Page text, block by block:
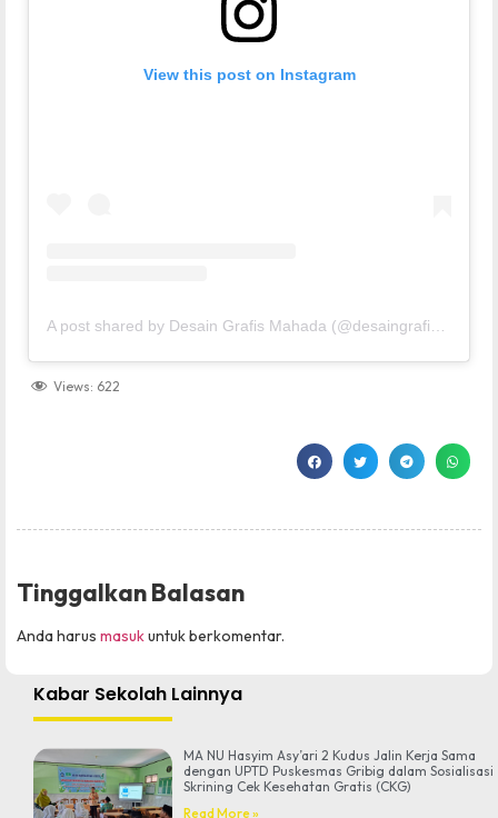
View this post on Instagram
Views: 622
Tinggalkan Balasan
Anda harus masukuntuk berkomentar.
Kabar Sekolah Lainnya
MA NU Hasyim Asy’ari 2 Kudus Jalin Kerja Sama
dengan UPTD Puskesmas Gribig dalam Sosialisasi
Skrining Cek Kesehatan Gratis (CKG)
Read More »